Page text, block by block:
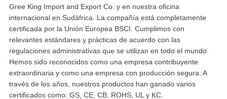
Gree King Import and Export Co. y en nuestra oficina
internacional en Sudáfrica. La compañía está completamente
certificada por la Unión Europea BSCI. Cumplimos con
relevantes estándares y prácticas de acuerdo con las
regulaciones administrativas que se utilizan en todo el mundo.
Hemos sido reconocidos como una empresa contribuyente
extraordinaria y como una empresa con producción segura. A
través de los años, nuestros productos han ganado varios
certificados como: GS, CE, CB, ROHS, UL y KC.